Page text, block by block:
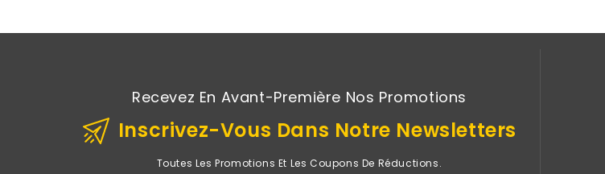
Recevez En Avant-Première Nos Promotions
Inscrivez-Vous Dans Notre Newsletters
Toutes Les Promotions Et Les Coupons De Réductions.